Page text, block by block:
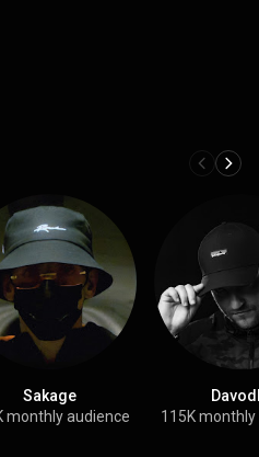
Sakage
monthly audience
115K